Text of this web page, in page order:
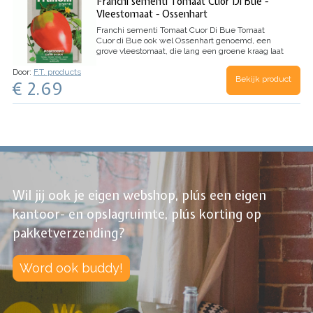
Vleestomaat - Ossenhart
Franchi sementi Tomaat Cuor Di Bue Tomaat
Cuor di Bue ook wel Ossenhart genoemd, een
grove vleestomaat, die lang een groene kraag laat
'insalata di pomodori'. Vanaf eind februari in 'n
zaaibakje bij 20C of later buiten onder glas. Na
het verspenen, in een kasje of in potten
uitplanten. Productkenmerken Een beroemde
Oogsten van juli tot oktober Inhoud 1 zakje met
1.2 gram zaden
Door: F.T. products
€ 2.69 Bekijk product
Wil jij ook je eigen webshop, plús een eigen
kantoor- en opslagruimte, plús korting op
pakketverzending?
Word ook buddy!